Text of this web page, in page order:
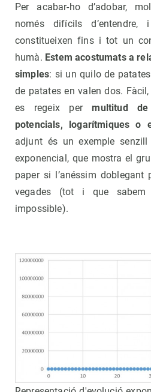
Per acabar-ho d’adobar,
només difícils d’entendre,
constitueixen fins i tot un
humà. Estem acostumats a
simples: si un quilo de
de patates en valen dos.
es regeix permultitud
potencials, logarítmiques o
adjunt és un exemple
exponencial, que mostra el
paper si l’anéssim
vegades (tot i que sabem
impossible).